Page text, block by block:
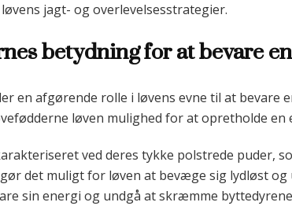
jagt- og overlevelsesstrategier.
betydning for at bevare
en afgørende rolle i løvens evne til at
løven mulighed for at opretholde
ved deres tykke polstrede puder,
det muligt for løven at bevæge sig lydløst
sin energi og undgå at skræmme